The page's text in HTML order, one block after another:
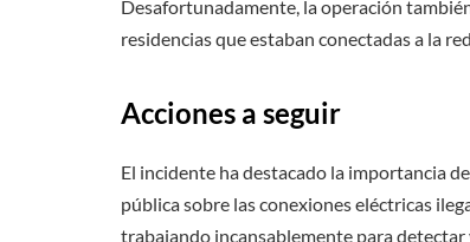
Desafortunadamente, la operación
residencias que estaban conectadas a la
Acciones a seguir
El incidente ha destacado la importancia
pública sobre las conexiones eléctricas
trabajando incansablemente para